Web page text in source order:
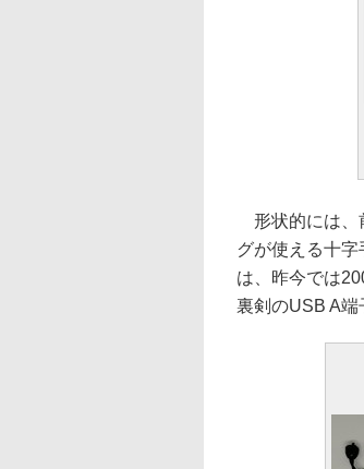
形状的には、
グが使える十
は、昨今では
裏剣のUSB A端